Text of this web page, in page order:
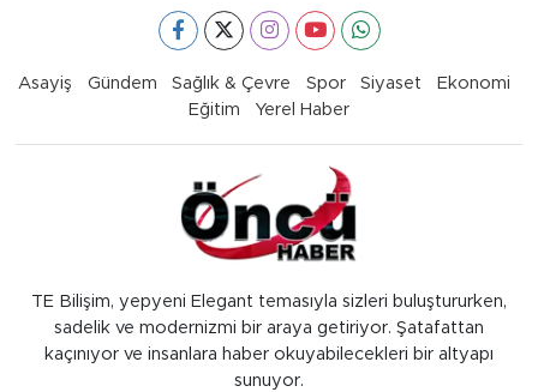
Asayiş Gündem Sağlık & Çevre Spor Siyaset
Ekonomi
Eğitim
Yerel Haber
TE Bilişim, yepyeni Elegant temasıyla sizleri buluştururken,
sadelik ve modernizmi bir araya getiriyor. Şatafattan
kaçınıyor ve insanlara haber okuyabilecekleri bir altyapı
sunuyor.